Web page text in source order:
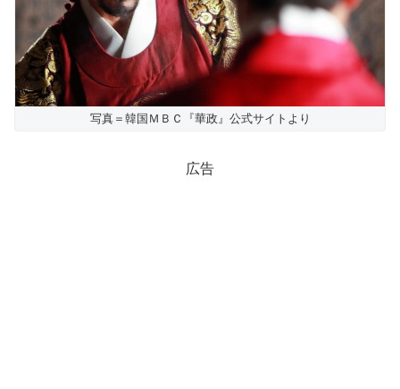
写真＝韓国ＭＢＣ『華政』公式サイトより
広告